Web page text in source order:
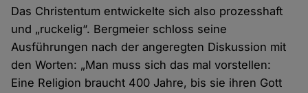
Das Christentum entwickelte sich also prozesshaft
und „ruckelig“. Bergmeier schloss seine
Ausführungen nach der angeregten Diskussion mit
den Worten: „Man muss sich das mal vorstellen:
Eine Religion braucht 400 Jahre, bis sie ihren Gott